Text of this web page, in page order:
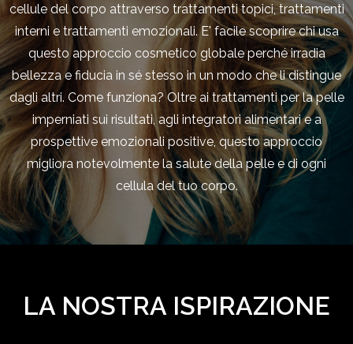
cellule del corpo attraverso trattamenti topici, trattamenti
interni e trattamenti emozionali. E' facile scoprire chi usa
questo approccio cosmetico globale perché irradia
bellezza e fiducia in sé stesso in un modo che li distingue
dagli altri. Come funziona? Oltre ai trattamenti per la pelle
imperniati sui risultati, agli integratori alimentari e a
prospettive emozionali positive, questo approccio
migliora notevolmente la salute della pelle e di ogni
cellula del tuo corpo.
LA NOSTRA ISPIRAZIONE